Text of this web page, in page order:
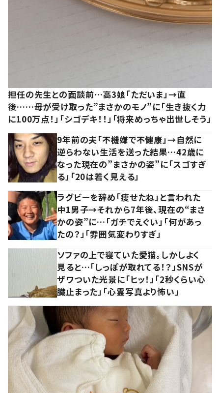
担任の先生との面談前…高3娘「ただいま」→直
後……母が受け取った”まさかのモノ”に「生き抜く力
に100万点！」「シゴデキ！！」「将来めっちゃ出世しそう」
9年前の夫「不機嫌で不健康」→自然に
逆らわない生活を送った結果…42歳に
なった現在の”まさかの姿”に「スゴすぎ
る」「20は若く見える」
ラグビーを辞め「痩せたね」と言われた
中1男子→それから7年後、現在の“まさ
かの姿”に…「ガチでえぐい」「何があっ
たの？」「雰囲気変わりすぎ」
ソファの上で寝ていた愛猫。しかしよく
見ると…「しっぽが取れてる！？」SNSが
ザワついた光景に「ヒッ！」「2秒くらい心
臓止まった」「心霊写真より怖い」